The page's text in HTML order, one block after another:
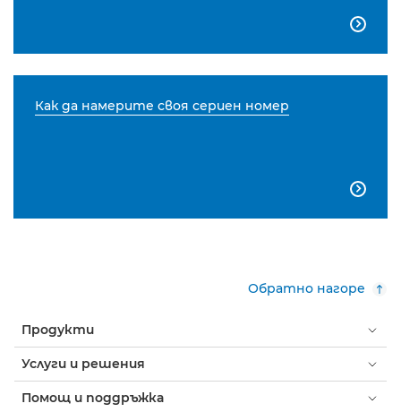

Как да намерите своя сериен номер

Обратно нагоре
Продукти
Услуги и решения
Помощ и поддръжка